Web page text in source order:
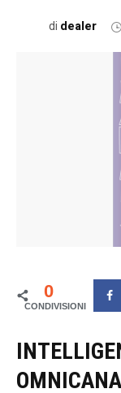
di dealer
0